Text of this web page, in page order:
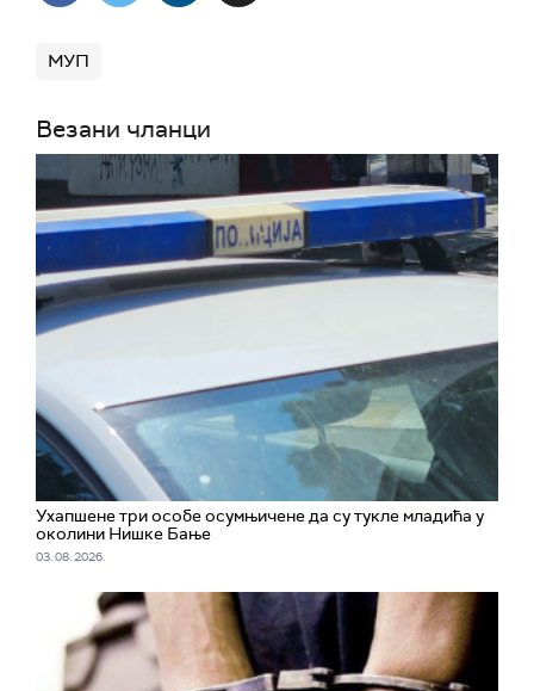
МУП
Везани чланци
Ухапшенe три особе осумњичене да су тукле младића у
околини Нишке Бање
03. 08. 2026.